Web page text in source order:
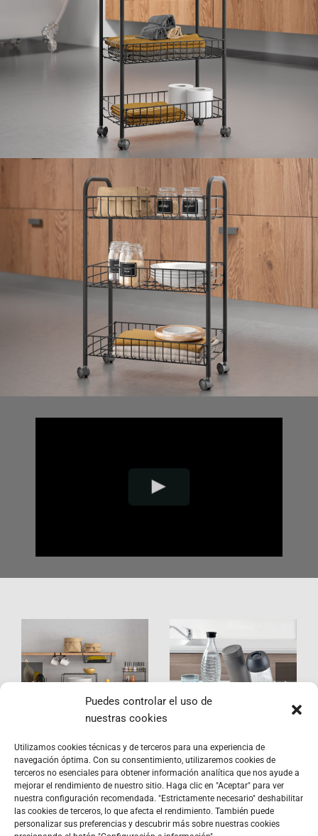
Puedes controlar el uso de
nuestras cookies
Utilizamos cookies técnicas y de terceros para una experiencia de
navegación óptima. Con su consentimiento, utilizaremos cookies de
terceros no esenciales para obtener información analítica que nos ayude a
mejorar el rendimiento de nuestro sitio. Haga clic en "Aceptar" para ver
nuestra configuración recomendada. "Estrictamente necesario" deshabilitar
las cookies de terceros, lo que afecta el rendimiento. También puede
personalizar sus preferencias y descubrir más sobre nuestras cookies
Kitchen
LAVA Range
Sodatex